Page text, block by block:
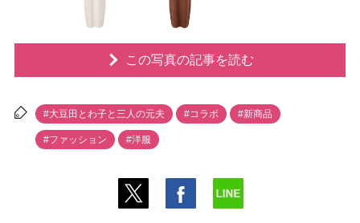
この写真の記事を読む
#大豆田とわ子と三人の元夫 #コラボ #新商品
#ファッション #洋服